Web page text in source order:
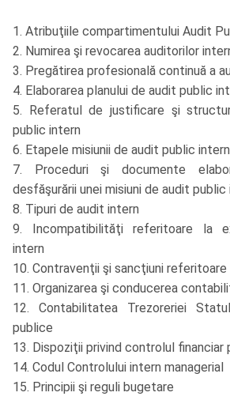
1. Atribuţiile compartimentului Audit
2. Numirea şi revocarea auditorilor
3. Pregătirea profesională continuă a
4. Elaborarea planului de audit public
5. Referatul de justificare şi
public intern
6. Etapele misiunii de audit public intern
7. Proceduri şi documente
desfăşurării unei misiuni de audit public
8. Tipuri de audit intern
9. Incompatibilităţi referitoare la
intern
10. Contravenţii şi sancţiuni
11. Organizarea şi conducerea
12. Contabilitatea Trezoreriei
publice
13. Dispoziţii privind controlul financiar
14. Codul Controlului intern managerial
15. Principii şi reguli bugetare